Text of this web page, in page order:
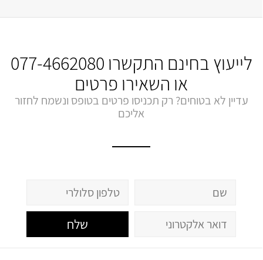
לייעוץ בחינם התקשרו 077-4662080
או השאירו פרטים
עדיין לא בטוחים? רק תכניסו פרטים בטופס ונשמח לחזור
אליכם
שלח